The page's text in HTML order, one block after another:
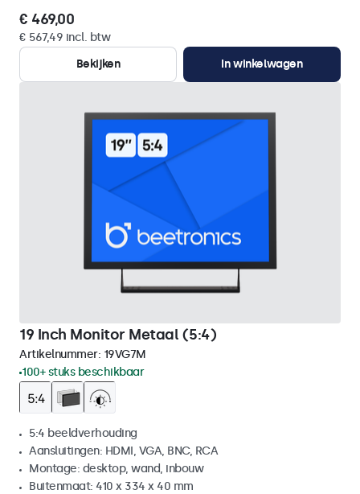
€ 469,00
€ 567,49 incl. btw
Bekijken
In winkelwagen
19 Inch Monitor Metaal (5:4)
Artikelnummer: 19VG7M
100+ stuks beschikbaar
5:4 beeldverhouding
Aansluitingen: HDMI, VGA, BNC, RCA
Montage: desktop, wand, inbouw
Buitenmaat: 410 x 334 x 40 mm